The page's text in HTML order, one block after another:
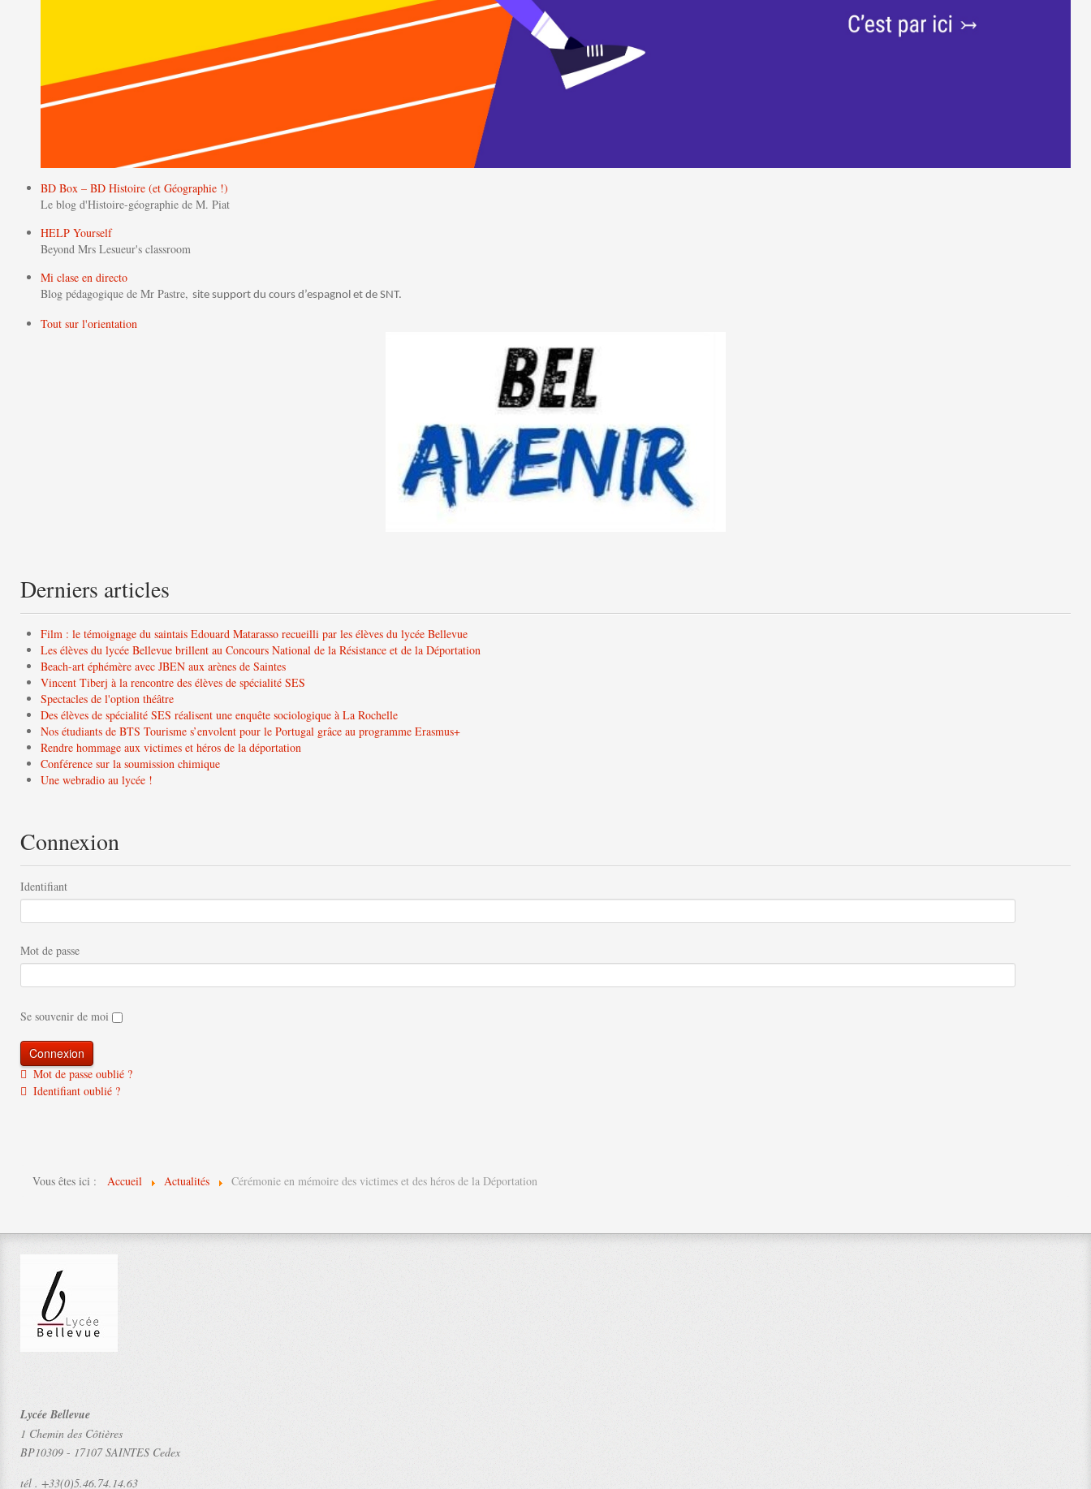
BD Box – BD Histoire (et Géographie !)
Le blog d'Histoire-géographie de M. Piat
HELP Yourself
Beyond Mrs Lesueur's classroom
Mi clase en directo
Blog pédagogique de Mr Pastre, site support du cours d’espagnol et de SNT.
Tout sur l'orientation
Derniers articles
Film : le témoignage du saintais Edouard Matarasso recueilli par les élèves du lycée Bellevue
Les élèves du lycée Bellevue brillent au Concours National de la Résistance et de la Déportation
Beach-art éphémère avec JBEN aux arènes de Saintes
Vincent Tiberj à la rencontre des élèves de spécialité SES
Spectacles de l'option théâtre
Des élèves de spécialité SES réalisent une enquête sociologique à La Rochelle
Nos étudiants de BTS Tourisme s’envolent pour le Portugal grâce au programme Erasmus+
Rendre hommage aux victimes et héros de la déportation
Conférence sur la soumission chimique
Une webradio au lycée !
Connexion
Identifiant
Mot de passe
Se souvenir de moi
Mot de passe oublié ?
Identifiant oublié ?
Vous êtes ici : Accueil Actualités Cérémonie en mémoire des victimes et des héros de la Déportation
Lycée Bellevue
1 Chemin des Côtières
BP10309 - 17107 SAINTES Cedex
tél . +33(0)5.46.74.14.63